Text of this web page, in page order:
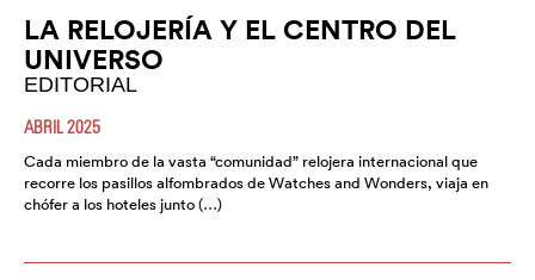
LA RELOJERÍA Y EL CENTRO DEL
UNIVERSO
EDITORIAL
ABRIL 2025
Cada miembro de la vasta “comunidad” relojera internacional que
recorre los pasillos alfombrados de Watches and Wonders, viaja en
chófer a los hoteles junto (…)